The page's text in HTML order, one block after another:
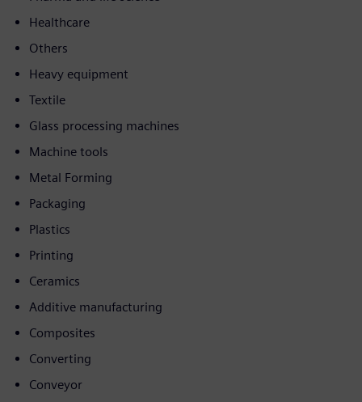
Healthcare
Others
Heavy equipment
Textile
Glass processing machines
Machine tools
Metal Forming
Packaging
Plastics
Printing
Ceramics
Additive manufacturing
Composites
Converting
Conveyor